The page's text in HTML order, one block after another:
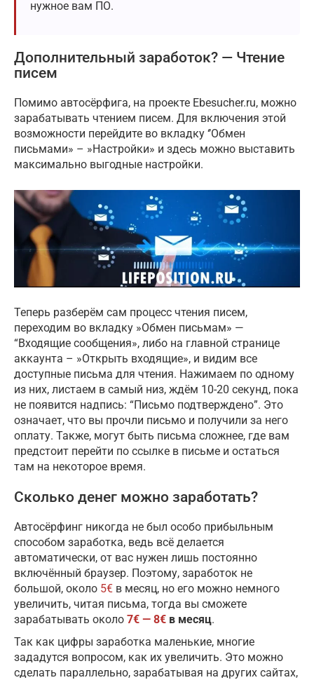
нужное вам ПО.
Дополнительный заработок? — Чтение
писем
Помимо автосёрфига, на проекте Ebesucher.ru, можно
зарабатывать чтением писем. Для включения этой
возможности перейдите во вкладку ‘’Обмен
письмами» – »Настройки» и здесь можно выставить
максимально выгодные настройки.
Теперь разберём сам процесс чтения писем,
переходим во вкладку »Обмен письмам» —
“Входящие сообщения», либо на главной странице
аккаунта – »Открыть входящие», и видим все
доступные письма для чтения. Нажимаем по одному
из них, листаем в самый низ, ждём 10-20 секунд, пока
не появится надпись: “Письмо подтверждено”. Это
означает, что вы прочли письмо и получили за него
оплату. Также, могут быть письма сложнее, где вам
предстоит перейти по ссылке в письме и остаться
там на некоторое время.
Сколько денег можно заработать?
Автосёрфинг никогда не был особо прибыльным
способом заработка, ведь всё делается
автоматически, от вас нужен лишь постоянно
включённый браузер. Поэтому, заработок не
большой, около 5€ в месяц, но его можно немного
увеличить, читая письма, тогда вы сможете
зарабатывать около 7€ — 8€ в месяц.
Так как цифры заработка маленькие, многие
зададутся вопросом, как их увеличить. Это можно
сделать параллельно, зарабатывая на других сайтах,